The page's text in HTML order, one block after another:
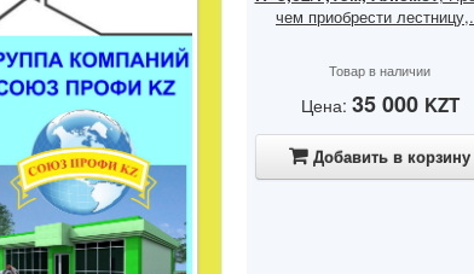
чем приобрести
Товар в наличии
Цена: 35 000 KZT
Добавить в корзину